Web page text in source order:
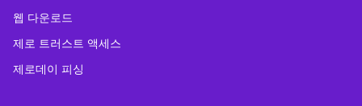
웹 다운로드
제로 트러스트 액세스
제로데이 피싱